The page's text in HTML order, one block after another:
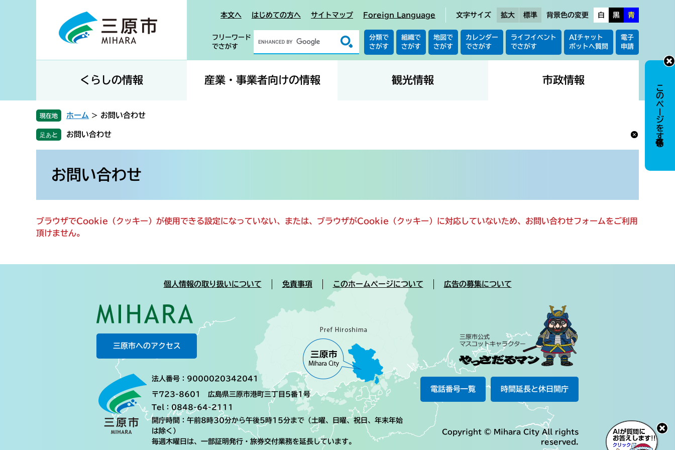
。
て
本文へ はじめての方へ サイトマップ Foreign Language 文字サイズ 拡大 標準 背景色の変更 白 黒 青
フリーワード
でさがす
分類で
さがす
組織で
さがす
地図で
さがす
カレンダー
でさがす
ライフイベント
でさがす
AIチャット
ボットへ質問
電子
申請
くらしの情報 産業・事業者向けの情報 観光情報 市政情報
現在地 ホーム > お問い合わせ
お問い合わせ
お問い合わせ
ブラウザでCookie（クッキー）が使用できる設定になっていない、または、ブラウザがCookie（クッキー）に対応していないため、お問い合わせフォームをご利用
頂けません。
個人情報の取り扱いについて 免責事項 このホームページについて 広告の募集について
三原市へのアクセス
法人番号：9000020342041
〒723-8601 広島県三原市港町三丁目5番1号
Tel：0848-64-2111
開庁時間：午前8時30分から午後5時15分まで（土曜、日曜、祝日、年末年始
は除く）
毎週木曜日は、一部証明発行・旅券交付業務を延長しています。
電話番号一覧 時間延長と休日開庁
Copyright © Mihara City All rights
reserved.
このページを保存する